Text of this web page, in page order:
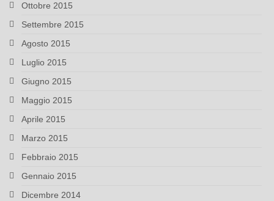
Ottobre 2015
Settembre 2015
Agosto 2015
Luglio 2015
Giugno 2015
Maggio 2015
Aprile 2015
Marzo 2015
Febbraio 2015
Gennaio 2015
Dicembre 2014